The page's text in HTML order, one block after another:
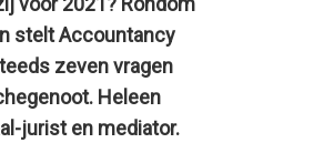
stelt Accountancy
zeven vragen
Heleen
jurist en mediator.